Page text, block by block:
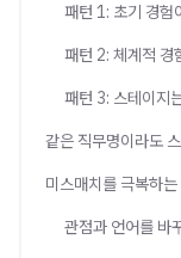
패턴 1: 초기 경험
패턴 2: 체계적 경
패턴 3: 스테이지
같은 직무명이라도
미스매치를 극복하는
관점과 언어를 바